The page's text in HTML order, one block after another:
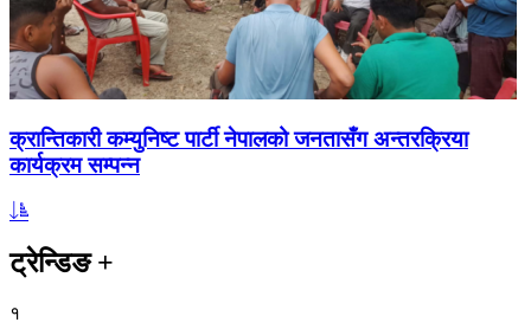
क्रान्तिकारी कम्युनिष्ट पार्टी नेपालको जनतासँग अन्तरक्रिया
कार्यक्रम सम्पन्न
ट्रेन्डिङ+
१